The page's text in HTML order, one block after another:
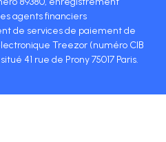
agents financiers
de services de paiement de
Treezor (numéro CIB
41 rue de Prony 75017 Paris.